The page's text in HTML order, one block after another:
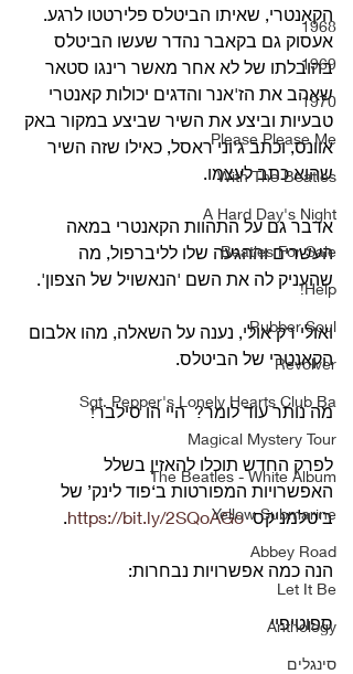
1968
1969
1970
Please Please Me
With The Beatles
A Hard Day's Night
Beatles For Sale
Help!
Rubber Soul
Revolver
Sgt. Pepper's Lonely Hearts Club Ba
Magical Mystery Tour
The Beatles - White Album
Yellow Submarine
Abbey Road
Let It Be
Anthology
סינגלים
הקאנטרי, שאיתו הביטלס פלירטטו לרגע.
אעסוק גם בקאבר נהדר שעשו הביטלס
בהובלתו של לא אחר מאשר רינגו סטאר
שאהב את הז'אנר והדגים יכולות קאנטרי
טבעיות וביצע את השיר שביצע במקור באק
אוונס, וכתב ג'וני ראסל, כאילו שזה השיר
שהוא כתב לעצמו.
אדבר גם על התהוות הקאנטרי במאה
העשרים וההגעה שלו לליברפול, מה
שהעניק לה את השם 'הנאשויל של הצפון'.
ואולי רק אולי, נענה על השאלה, מהו אלבום
הקאנטרי של הביטלס.
מה נותר עוד לומר?  היי הו סילבר!
לפרק החדש תוכלו להאזין בשלל
האפשרויות המפורטות ב‘פוד לינק’ של
ביטלמניקס https://bit.ly/2SQoAGo
.
הנה כמה אפשרויות נבחרות:
ספוטיפיי